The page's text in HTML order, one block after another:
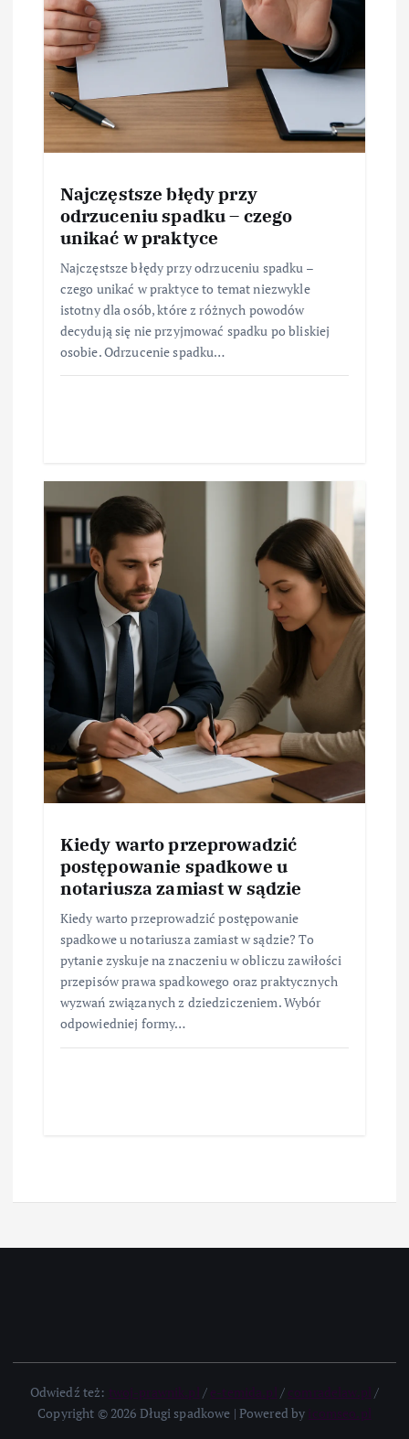
Najczęstsze błędy przy
odrzuceniu spadku – czego
unikać w praktyce
Najczęstsze błędy przy odrzuceniu spadku –
czego unikać w praktyce to temat niezwykle
istotny dla osób, które z różnych powodów
decydują się nie przyjmować spadku po bliskiej
osobie. Odrzucenie spadku…
Kiedy warto przeprowadzić
postępowanie spadkowe u
notariusza zamiast w sądzie
Kiedy warto przeprowadzić postępowanie
spadkowe u notariusza zamiast w sądzie? To
pytanie zyskuje na znaczeniu w obliczu zawiłości
przepisów prawa spadkowego oraz praktycznych
wyzwań związanych z dziedziczeniem. Wybór
odpowiedniej formy…
Odwiedź też: / /
/
Copyright © 2026 Długi spadkowe | Powered by